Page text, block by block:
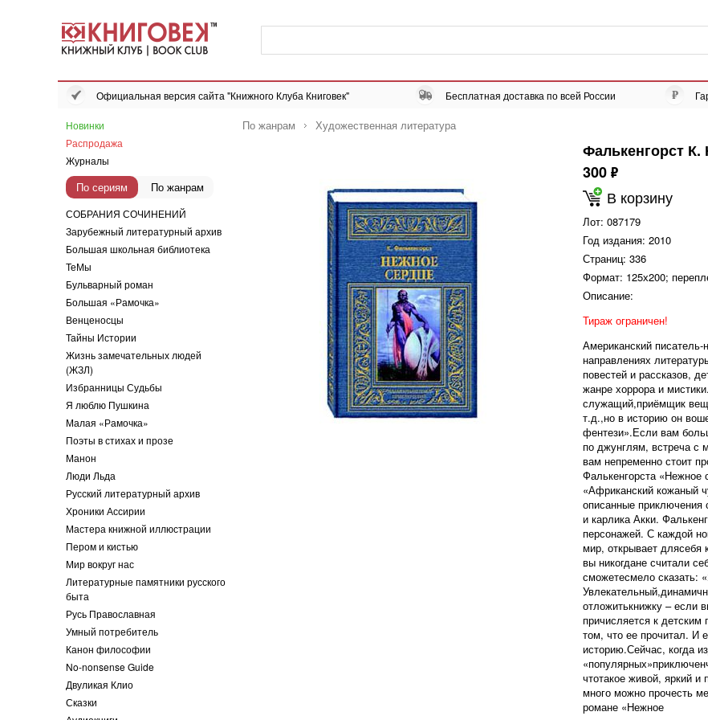
Официальная версия сайта "Книжного Клуба Книговек" Бесплатная доставка по всей России
Новинки
Распродажа
Журналы
По сериям По жанрам
СОБРАНИЯ СОЧИНЕНИЙ
Зарубежный литературный архив
Большая школьная библиотека
ТеМы
Бульварный роман
Большая «Рамочка»
Венценосцы
Тайны Истории
Жизнь замечательных людей
(ЖЗЛ)
Избранницы Судьбы
Я люблю Пушкина
Малая «Рамочка»
Поэты в стихах и прозе
Манон
Люди Льда
Русский литературный архив
Хроники Ассирии
Мастера книжной иллюстрации
Пером и кистью
Мир вокруг нас
Литературные памятники русского
быта
Русь Православная
Умный потребитель
Канон философии
No-nonsense Guide
Двуликая Клио
Сказки
По жанрам Художественная литература
Фалькенгорст
300 ф
В корзину
Лот: 087179
Год издания: 2010
Страниц: 336
Формат: 125х200;
Описание:
Тираж ограничен!
Американский
направлениях
повестей и рассказов,
жанре хоррора и
служащий,приёмщик
т.д.,но в историю он
фентези».Если вам
по джунглям, встреча с
вам непременно стоит
Фалькенгорста «Нежное
«Африканский кожаный
описанные
и карлика Акки.
персонажей. С каждой
мир, открывает
вы никогдане считали
сможетесмело сказать:
отложитькнижку – если
причисляется к
том, что ее прочитал. И
историю.Сейчас, когда
чтотакое живой, яркий и
много можно прочесть
романе «Нежное